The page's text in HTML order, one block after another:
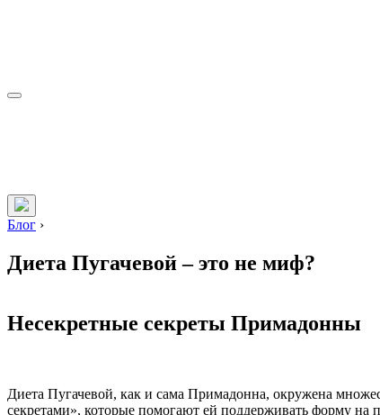
Блог ›
Диета Пугачевой – это не миф?
Несекретные секреты Примадонны
Диета Пугачевой, как и сама Примадонна, окружена
секретами», которые помогают ей поддерживать форму на